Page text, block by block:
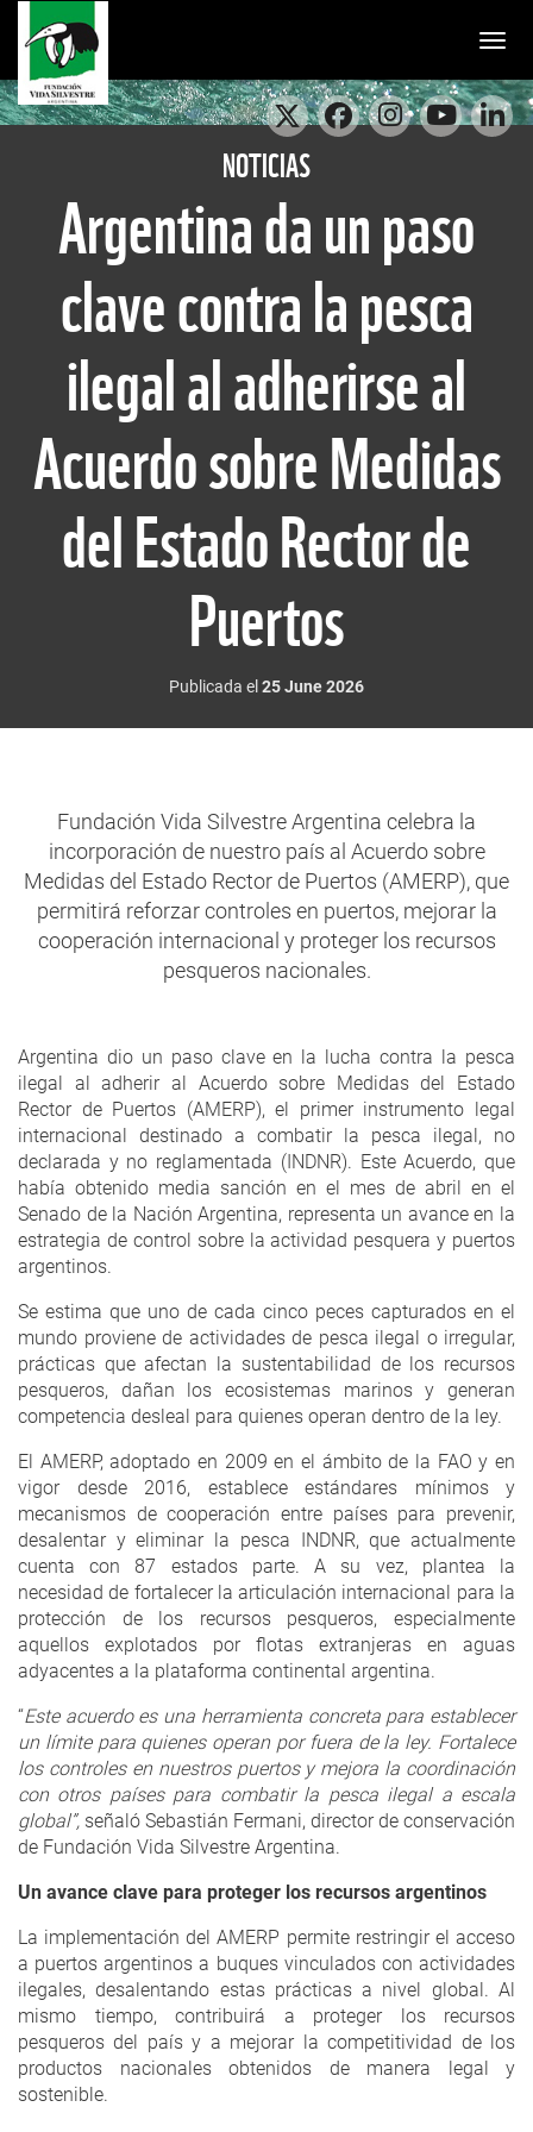
NOTICIAS
Argentina da un paso
clave contra la pesca
ilegal al adherirse al
Acuerdo sobre Medidas
del Estado Rector de
Puertos
Publicada el 25 June 2026
Fundación Vida Silvestre Argentina celebra la
incorporación de nuestro país al Acuerdo sobre
Medidas del Estado Rector de Puertos (AMERP), que
permitirá reforzar controles en puertos, mejorar la
cooperación internacional y proteger los recursos
pesqueros nacionales.
Argentina dio un paso clave en la lucha contra la pesca
ilegal al adherir al Acuerdo sobre Medidas del Estado
Rector de Puertos (AMERP), el primer instrumento legal
internacional destinado a combatir la pesca ilegal, no
declarada y no reglamentada (INDNR). Este Acuerdo, que
había obtenido media sanción en el mes de abril en el
Senado de la Nación Argentina, representa un avance en la
estrategia de control sobre la actividad pesquera y puertos
argentinos.
Se estima que uno de cada cinco peces capturados en el
mundo proviene de actividades de pesca ilegal o irregular,
prácticas que afectan la sustentabilidad de los recursos
pesqueros, dañan los ecosistemas marinos y generan
competencia desleal para quienes operan dentro de la ley.
El AMERP, adoptado en 2009 en el ámbito de la FAO y en
vigor desde 2016, establece estándares mínimos y
mecanismos de cooperación entre países para prevenir,
desalentar y eliminar la pesca INDNR, que actualmente
cuenta con 87 estados parte. A su vez, plantea la
necesidad de fortalecer la articulación internacional para la
protección de los recursos pesqueros, especialmente
aquellos explotados por flotas extranjeras en aguas
adyacentes a la plataforma continental argentina.
“Este acuerdo es una herramienta concreta para establecer
un límite para quienes operan por fuera de la ley. Fortalece
los controles en nuestros puertos y mejora la coordinación
con otros países para combatir la pesca ilegal a escala
global”, señaló Sebastián Fermani, director de conservación
de Fundación Vida Silvestre Argentina.
Un avance clave para proteger los recursos argentinos
La implementación del AMERP permite restringir el acceso
a puertos argentinos a buques vinculados con actividades
ilegales, desalentando estas prácticas a nivel global. Al
mismo tiempo, contribuirá a proteger los recursos
pesqueros del país y a mejorar la competitividad de los
productos nacionales obtenidos de manera legal y
sostenible.